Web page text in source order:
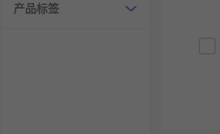
产品标签